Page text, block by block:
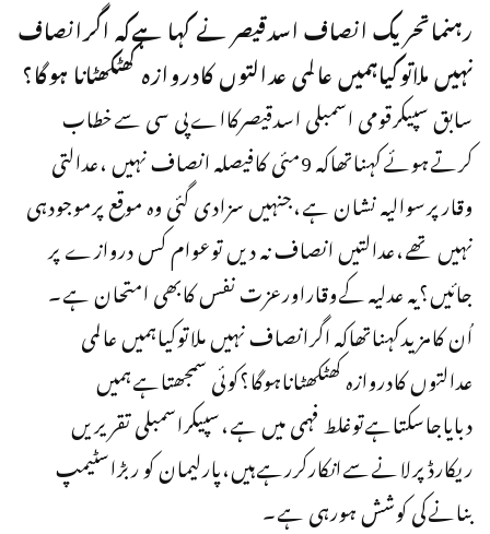
رہنماتحریک انصاف اسدقیصر نے کہا ہےکہ اگرانصاف
نہیں ملاتوکیاہمیں عالمی عدالتوں کادروازہ کھٹکھٹانا ہوگا؟
سابق سپیکرقومی اسمبلی اسدقیصرکااےپی سی سےخطاب
کرتےہوئےکہناتھاکہ 9مئی کافیصلہ انصاف نہیں ،عدالتی
وقارپرسوالیہ نشان ہے،جنہیں سزادی گئی وہ موقع پرموجودہی
نہیں تھے،عدالتیں انصاف نہ دیں توعوام کس دروازے پر
جائیں؟یہ عدلیہ کےوقاراورعزت نفس کابھی امتحان ہے۔
اُن کامزیدکہناتھاکہ اگرانصاف نہیں ملاتوکیاہمیں عالمی
عدالتوں کادروازہ کھٹکھٹاناہوگا؟کوئی سمجھتاہےہمیں
دبایاجاسکتاہےتوغلط فہمی میں ہے،سپیکراسمبلی تقریریں
ریکارڈپرلانےسےانکارکررہےہیں،پارلیمان کو ربڑاسٹیمپ
بنانےکی کوشش ہورہی ہے۔